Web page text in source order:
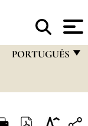
PORTUGUÊS
ITALIANO